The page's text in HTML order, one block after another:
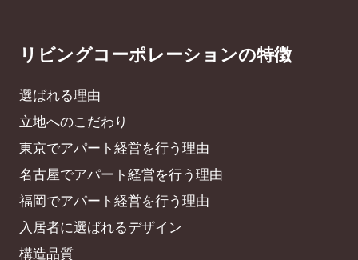
リビングコーポレーションの特徴
選ばれる理由
立地へのこだわり
東京でアパート経営を行う理由
名古屋でアパート経営を行う理由
福岡でアパート経営を行う理由
入居者に選ばれるデザイン
構造品質